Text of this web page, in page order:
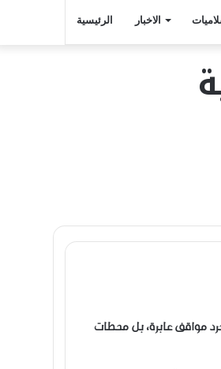
الرئيسية الاخبار
مواقف عابرة، بل محطات